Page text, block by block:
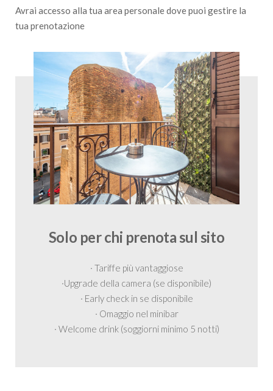
Avrai accesso alla tua area personale dove puoi gestire la
tua prenotazione
Solo per chi prenota sul sito
· Tariffe più vantaggiose
·Upgrade della camera (se disponibile)
· Early check in se disponibile
· Omaggio nel minibar
· Welcome drink (soggiorni minimo 5 notti)